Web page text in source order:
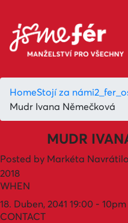
HomeStojí za námi
Mudr Ivana Němečková
MUDR
Posted by Markéta
2018
WHEN
18. Duben, 2041 19:00 - 10pm
CONTACT